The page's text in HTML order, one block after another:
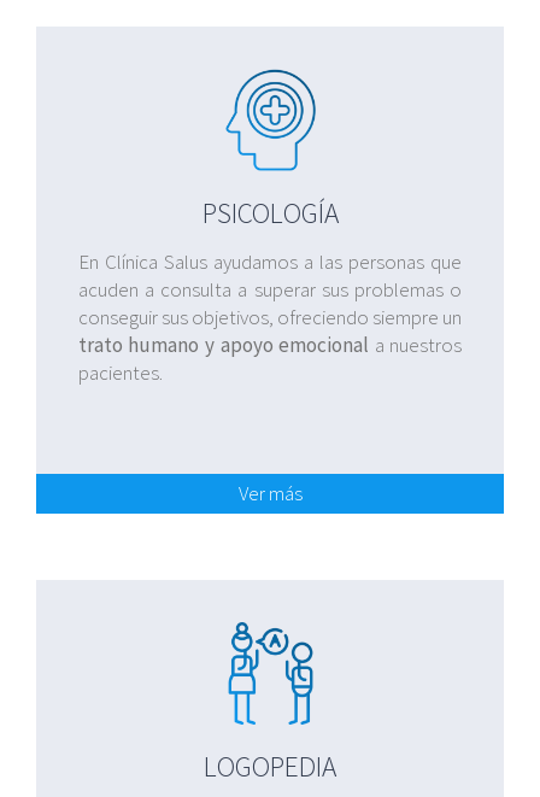
PSICOLOGÍA
En Clínica Salus ayudamos a las personas que
acuden a consulta a superar sus problemas o
conseguir sus objetivos, ofreciendo siempre un
trato humano y apoyo emocional a nuestros
pacientes.
Ver más
LOGOPEDIA